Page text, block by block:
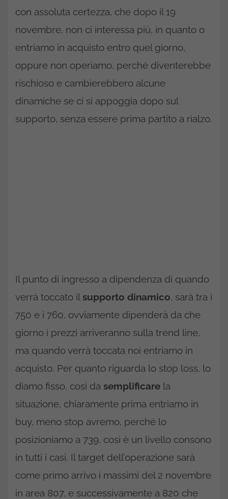
con assoluta certezza, che dopo il 19
novembre, non ci interessa più, in quanto o
entriamo in acquisto entro quel giorno,
oppure non operiamo, perché diventerebbe
rischioso e cambierebbero alcune
dinamiche se ci si appoggia dopo sul
supporto, senza essere prima partito a rialzo.
Il punto di ingresso a dipendenza di quando
verrà toccato il supporto dinamico, sarà tra i
750 e i 760, ovviamente dipenderà da che
giorno i prezzi arriveranno sulla trend line,
ma quando verrà toccata noi entriamo in
acquisto. Per quanto riguarda lo stop loss, lo
diamo fisso, così da semplificare la
situazione, chiaramente prima entriamo in
buy, meno stop avremo, perché lo
posizioniamo a 739, così è un livello consono
in tutti i casi. Il target dell’operazione sarà
come primo arrivo i massimi del 2 novembre
in area 807, e successivamente a 820 che